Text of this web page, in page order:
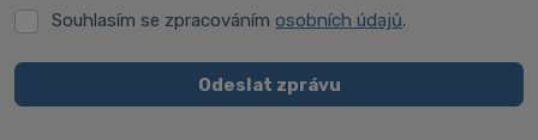
Souhlasím
zpracováním
osobních
Souhlasím se zpracovánímosobních údajů.
Odeslat zprávu